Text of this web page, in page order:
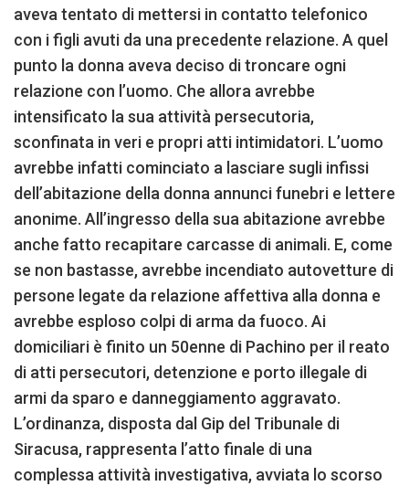
aveva tentato di mettersi in contatto telefonico
con i figli avuti da una precedente relazione. A quel
punto la donna aveva deciso di troncare ogni
relazione con l’uomo. Che allora avrebbe
intensificato la sua attività persecutoria,
sconfinata in veri e propri atti intimidatori. L’uomo
avrebbe infatti cominciato a lasciare sugli infissi
dell’abitazione della donna annunci funebri e lettere
anonime. All’ingresso della sua abitazione avrebbe
anche fatto recapitare carcasse di animali. E, come
se non bastasse, avrebbe incendiato autovetture di
persone legate da relazione affettiva alla donna e
avrebbe esploso colpi di arma da fuoco. Ai
domiciliari è finito un 50enne di Pachino per il reato
di atti persecutori, detenzione e porto illegale di
armi da sparo e danneggiamento aggravato.
L’ordinanza, disposta dal Gip del Tribunale di
Siracusa, rappresenta l’atto finale di una
complessa attività investigativa, avviata lo scorso